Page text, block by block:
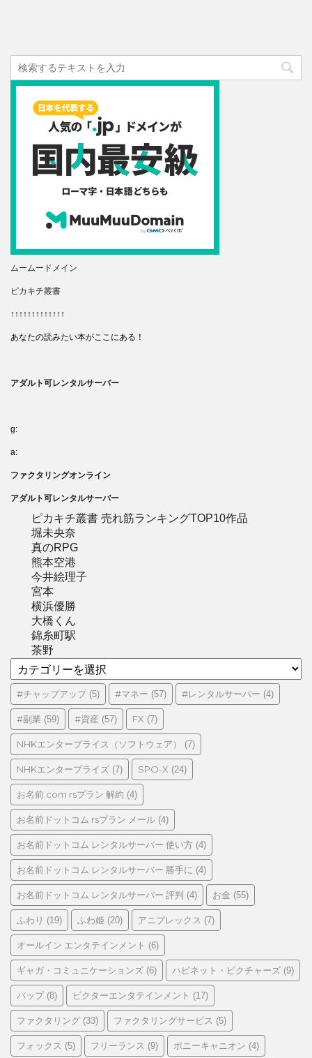
ムームードメイン
ピカキチ叢書
↑↑↑↑↑↑↑↑↑↑↑↑↑
あなたの読みたい本がここにある！
アダルト可レンタルサーバー
g:
a:
ファクタリングオンライン
アダルト可レンタルサーバー
ピカキチ叢書 売れ筋ランキングTOP10作品
堀未央奈
真のRPG
熊本空港
今井絵理子
宮本
横浜優勝
大橋くん
錦糸町駅
茶野
テ
ゴ
リ
ー
#チャップアップ(5) #マネー (57) #レンタルサーバー (4)
#副業 (59) #資産 (57) FX (7)
NHKエンタープライス（ソフトウェア） (7)
NHKエンタープライズ (7) SPO-X (24)
お名前.com rsプラン 解約 (4)
お名前ドットコム rsプラン メール (4)
お名前ドットコム レンタルサーバー 使い方 (4)
お名前ドットコム レンタルサーバー 勝手に (4)
お名前ドットコム レンタルサーバー 評判 (4) お金 (55)
ふわり (19) ふわ姫 (20) アニプレックス (7)
オールイン エンタテインメント (6)
ギャガ・コミュニケーションズ (6) ハピネット・ピクチャーズ (9)
バップ(8) ビクターエンタテインメント (17)
ファクタリング (33) ファクタリングサービス (5)
フォックス (5) フリーランス (9) ポニーキャニオン (4)